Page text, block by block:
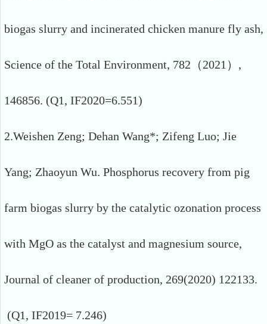
biogas slurry and incinerated chicken manure fly ash,
Science of the Total Environment, 782（2021）,
146856. (Q1, IF2020=6.551)
2.Weishen Zeng; Dehan Wang*; Zifeng Luo; Jie
Yang; Zhaoyun Wu. Phosphorus recovery from pig
farm biogas slurry by the catalytic ozonation process
with MgO as the catalyst and magnesium source,
Journal of cleaner of production, 269(2020) 122133.
(Q1, IF2019= 7.246)